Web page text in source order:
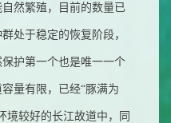
然繁殖，目前的数量已
处于稳定的恢复阶段，
护第一个也是唯一一个
量有限，已经“豚满为
境较好的长江故道中，同